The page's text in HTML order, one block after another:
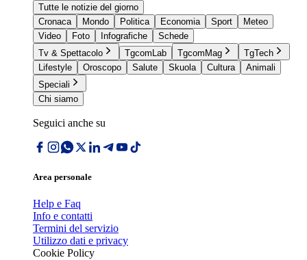
Tutte le notizie del giorno
Cronaca
Mondo Politica Economia Sport
Meteo
Video
Foto Infografiche
Schede
Tv & Spettacolo
TgcomLab TgcomMag
TgTech
Lifestyle
Oroscopo Salute Skuola Cultura
Animali
Speciali
Chi siamo
Seguici anche su
Area personale
Help e Faq
Info e contatti
Termini del servizio
Utilizzo dati e privacy
Cookie Policy